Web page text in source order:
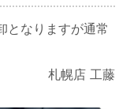
となりますが通常
札幌店 工藤